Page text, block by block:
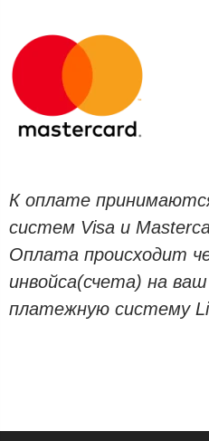
К оплате
систем Visa и
Оплата происходит
инвойса(счета) на
платежную систему